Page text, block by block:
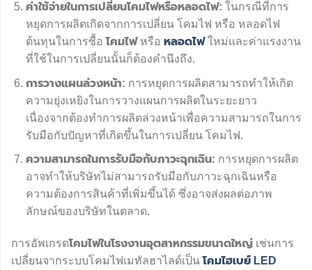
ค่าใช้จ่ายในการเปลี่ยนโคมไฟหรือหลอดไฟ: ในกรณีที่การ
หยุดการผลิตเกิดจากการเปลี่ยน โคมไฟ หรือ หลอดไฟ
ต้นทุนในการซื้อโคมไฟหรือ หลอดไฟใหม่และค่าแรงงาน
ที่ใช้ในการเปลี่ยนนั้นก็ต้องคำนึงถึง.
การวางแผนล่วงหน้า: การหยุดการผลิตสามารถทำให้เกิด
ความยุ่งเหยิงในการวางแผนการผลิตในระยะยาว
เนื่องจากต้องทำการผลิตล่วงหน้าเพื่อความสามารถในการ
รับมือกับปัญหาที่เกิดขึ้นในการเปลี่ยน โคมไฟ.
ความสามารถในการรับมือกับภาวะฉุกเฉิน: การหยุดการผลิต
อาจทำให้บริษัทไม่สามารถรับมือกับภาวะฉุกเฉินหรือ
ความต้องการสินค้าที่เพิ่มขึ้นได้ ซึ่งอาจส่งผลต่อภาพ
ลักษณ์ของบริษัทในตลาด.
การอัพเกรดโคมไฟในโรงงานอุตสาหกรรมขนาดใหญ่ เช่นการ
เปลี่ยนจากระบบโคมไฟเมทัลฮาไลด์เป็นโคมไฮเบย์ LED